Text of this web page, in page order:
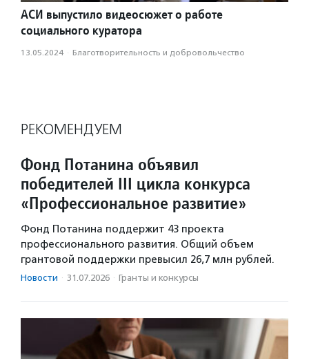
АСИ выпустило видеосюжет о работе
социального куратора
13.05.2024 · Благотвори­тель­ность и доброволь­чест­во
РЕКОМЕНДУЕМ
Фонд Потанина объявил
победителей III цикла конкурса
«Профессиональное развитие»
Фонд Потанина поддержит 43 проекта
профессионального развития. Общий объем
грантовой поддержки превысил 26,7 млн рублей.
Новости · 31.07.2026 · Гранты и конкурсы